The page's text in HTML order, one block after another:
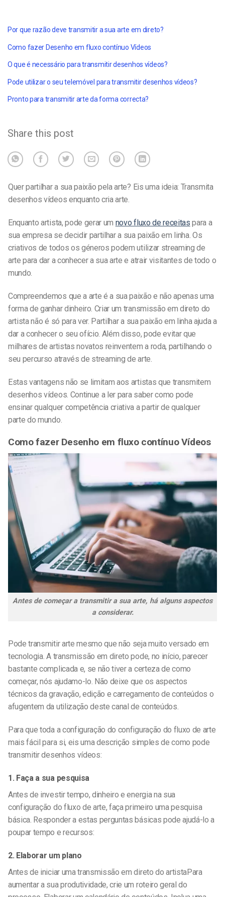
Por que razão deve transmitir a sua arte em direto?
Como fazerDesenho em fluxo contínuo Vídeos
O que é necessário paratransmitir desenhos vídeos?
Pode utilizar o seu telemóvel paratransmitir desenhos vídeos?
Pronto paratransmitir arteda forma correcta?
Share this post
Quer partilhar a sua paixão pela arte? Eis uma ideia: Transmita
desenhos vídeos enquanto cria arte.
Enquanto artista, pode gerar um novo fluxo de receitas para a
sua empresa se decidir partilhar a sua paixão em linha. Os
criativos de todos os géneros podem utilizar streaming de
arte para dar a conhecer a sua arte e atrair visitantes de todo o
mundo.
Compreendemos que a arte é a sua paixão e não apenas uma
forma de ganhar dinheiro. Criar um transmissão em direto do
artistanão é só para ver. Partilhar a sua paixão em linha ajuda a
dar a conhecer o seu ofício. Além disso, pode evitar que
milhares de artistas novatos reinventem a roda, partilhando o
seu percurso através de streaming de arte
Estas vantagens não se limitam aos artistas que transmitem
desenhos vídeos. Continue a ler para saber como pode
ensinar qualquer competência criativa a partir de qualquer
parte do mundo.
Como fazer Desenho em fluxo contínuoVídeos
Antes de começar a transmitir a sua arte, há alguns aspectos
a considerar.
Podetransmitir arte mesmo que não seja muito versado em
tecnologia. A transmissão em direto pode, no início, parecer
bastante complicada e, se não tiver a certeza de como
começar, nós ajudamo-lo. Não deixe que os aspectos
técnicos da gravação, edição e carregamento de conteúdos o
afugentem da utilização deste canal de conteúdos.
Para que toda a configuração do configuração do fluxo de arte
mais fácil para si, eis uma descrição simples de como pode
transmitir desenhos vídeos:
1. Faça a sua pesquisa
Antes de investir tempo, dinheiro e energia na sua
configuração do fluxo de arte, faça primeiro uma pesquisa
básica. Responder a estas perguntas básicas pode ajudá-lo a
poupar tempo e recursos:
2. Elaborar um plano
Antes de iniciar umatransmissão em direto do artistaPara
aumentar a sua produtividade, crie um roteiro geral do